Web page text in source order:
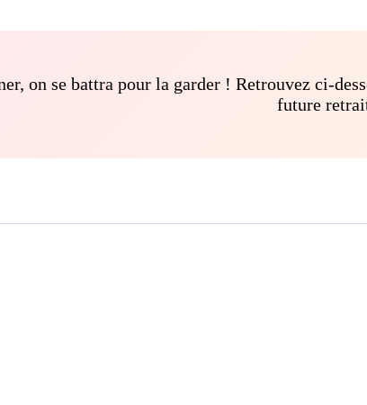
on se battra pour la garder ! Retrouvez ci-
future